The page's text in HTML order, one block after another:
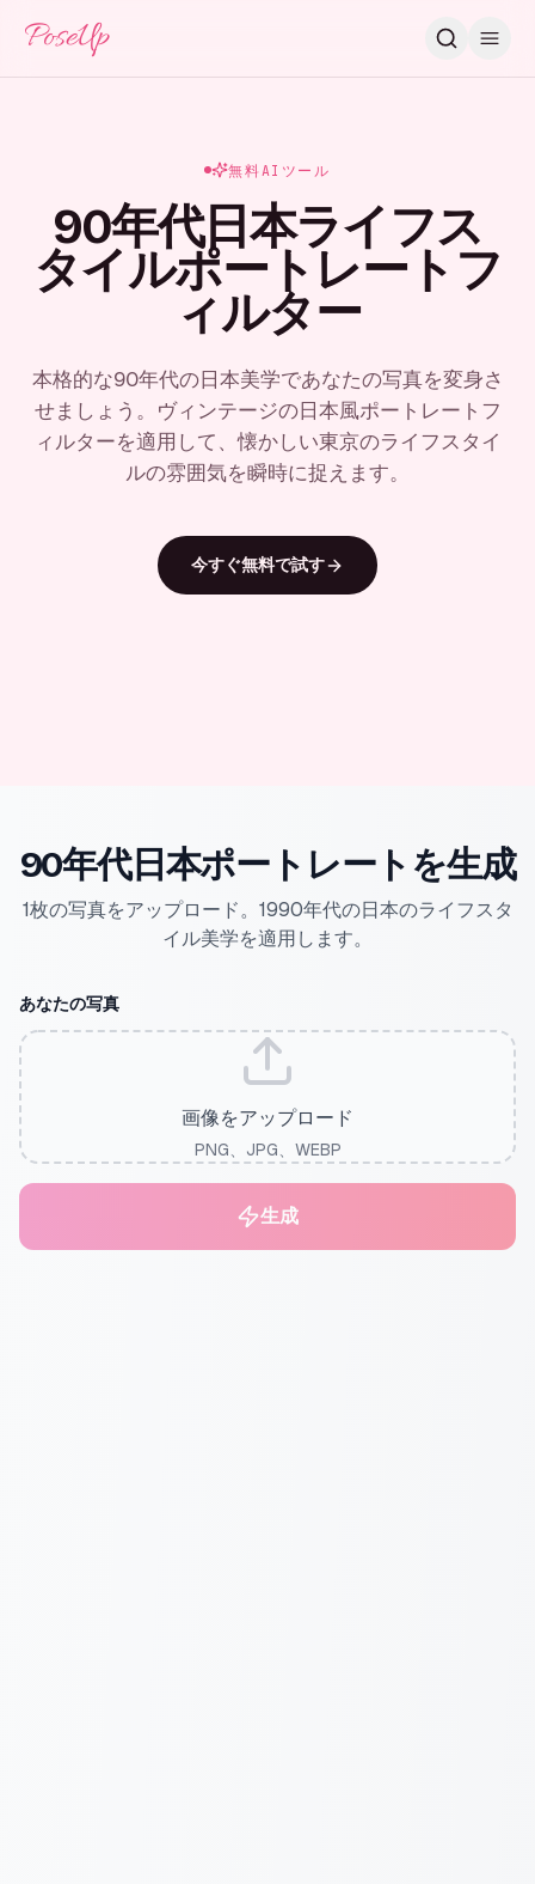
PoseUp
無料AIツール
90年代日本ライフス
タイルポートレートフ
ィルター
本格的な90年代の日本美学であなたの写真を変身さ
せましょう。ヴィンテージの日本風ポートレートフ
ィルターを適用して、懐かしい東京のライフスタイ
ルの雰囲気を瞬時に捉えます。
今すぐ無料で試す
90年代日本ポートレートを生成
1枚の写真をアップロード。1990年代の日本のライフスタ
イル美学を適用します。
あなたの写真
画像をアップロード
PNG、JPG、WEBP
生成